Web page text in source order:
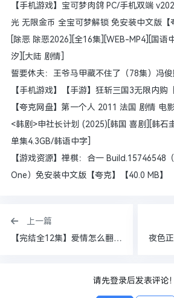
【手机游戏】宝可梦肉鸽 PC/手机双端
光 无限金币 全宝可梦解锁 免安装中文版【
[除恶 除恶2026][全16集][WEB-MP4][国语
汐][大陆 剧情]
誓要休夫：王爷马甲藏不住了（78集）冯
【手机游戏】【手游】狂斩三国3无限内购
【夸克网盘】第一个人 2011 法国 剧情 电
<韩剧>申社长计划 (2025)[韩国 喜剧][韩石
单集4.3GB/韩语中字]
【游戏资源】禅棋：合一 Build.15746548
One）免安装中文版【夸克】【40.0 MB】
上一篇
【完结全12集】爱情怎么翻译？(2026)【4K HDR 高码率 杜比视界】【国韩双语】【222G】
请先登录后发表评论！